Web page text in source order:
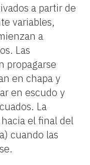
a partir de
variables,
a
Las
propagarse
en chapa y
en escudo y
La
el final del
cuando las